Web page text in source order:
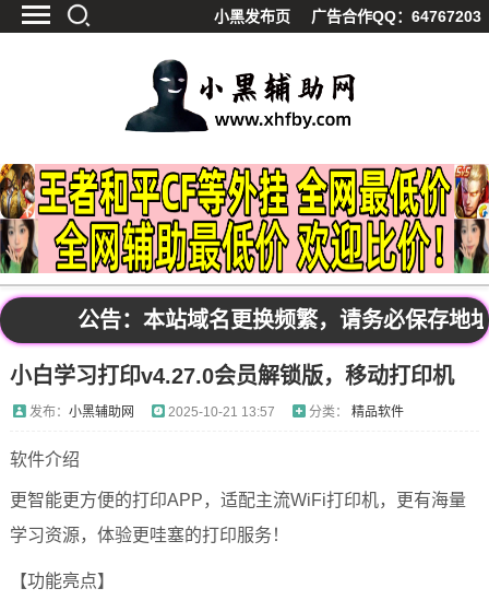
小黑发布页 广告合作QQ：64767203
精品软件
源码分享
资源宝库
影视解析
站内公告
公告：本站域名更换频繁，请务必保存地
小白学习打印v4.27.0会员解锁版，移动打印机
发布： 小黑辅助网 2025-10-21 13:57 分类： 精品软件
软件介绍
更智能更方便的打印APP，适配主流WiFi打印机，更有海量
学习资源，体验更哇塞的打印服务！
【功能亮点】